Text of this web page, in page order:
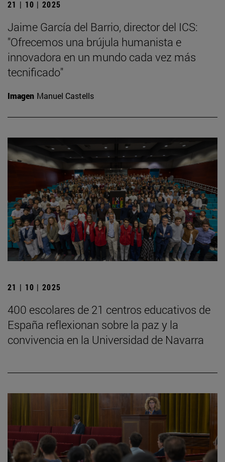
21 | 10 | 2025
Jaime García del Barrio, director del ICS:
"Ofrecemos una brújula humanista e
innovadora en un mundo cada vez más
tecnificado"
Imagen Manuel Castells
21 | 10 | 2025
400 escolares de 21 centros educativos de
España reflexionan sobre la paz y la
convivencia en la Universidad de Navarra